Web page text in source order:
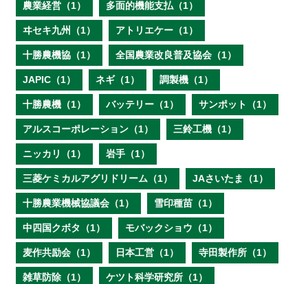
農業経営（1） 多面的機能支払（1）
ヰセキ九州（1） アトリエケー（1）
十勝農機協（1） 全国農業改良普及協会（1）
JAPIC（1） ネギ（1） 調製機（1）
十勝農機（1） バッテリー（1） サンポット（1）
アルスコーポレーション（1） 三鈴工機（1）
ニッカリ（1） 岩手（1）
三菱ケミカルアグリドリーム（1） JAさいたま（1）
十勝農業機械協議会（1） 雪印種苗（1）
中四国クボタ（1） モバックショウ（1）
麦作共励会（1） 日本工営（1） 寺田製作所（1）
雑草防除（1） ケツト科学研究所（1）